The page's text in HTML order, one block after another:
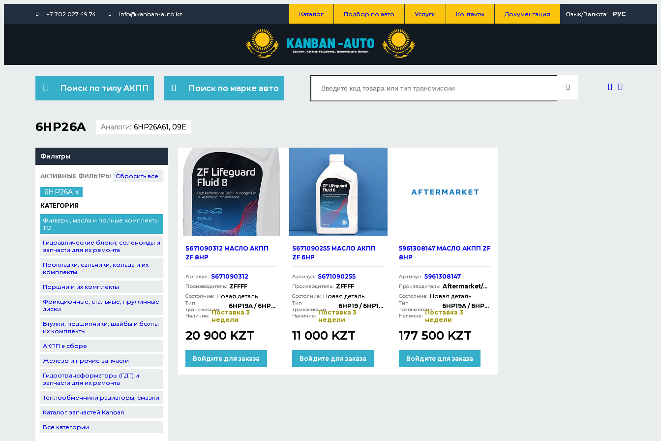
+7 702 027 49 74 info@kanban-auto.kz Каталог Подбор по авто Услуги Контакты Документация Язык/Валюта: РУС
Поиск по типу АКПП Поиск по марке авто
6HP26A Аналоги: 6HP26A61, 09E
Фильтры
АКТИВНЫЕ ФИЛЬТРЫ Сбросить все
6HP26A x
КАТЕГОРИЯ
Фильтры, масла и полные комплекты
ТО
Гидравлические блоки, соленоиды и
запчасти для их ремонта
Прокладки, сальники, кольца и их
комплекты
Поршни и их комплекты
Фрикционные, стальные, пружинные
диски
Втулки, подшипники, шайбы и болты
их комплекты
АКПП в сборе
Железо и прочие запчасти
Гидротрансформаторы (ГДТ) и
запчасти для их ремонта
Теплообменники радиаторы, смазки
Каталог запчастей Kanban
Все категории
S671090312 МАСЛО АКПП
ZF 8HP
Артикул: S671090312
Производитель: ZFFFF
Состояние: Новая деталь
Тип
трансмиссии:
6HP19A / 6HP26A
Наличие: Поставка 3
недели
20 900 KZT
Войдите для заказа
S671090255 МАСЛО АКПП
ZF 6HP
Артикул: S671090255
Производитель: ZFFFF
Состояние: Новая деталь
Тип
трансмиссии:
6HP19 / 6HP19A
Наличие: Поставка 3
недели
11 000 KZT
Войдите для заказа
5961308147 МАСЛО АКПП ZF
8HP
Артикул: 5961308147
Производитель: Aftermarket/OEM
Состояние: Новая деталь
Тип
трансмиссии:
6HP19A / 6HP26A
Наличие: Поставка 3
недели
177 500 KZT
Войдите для заказа